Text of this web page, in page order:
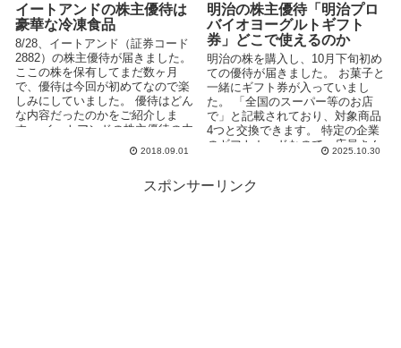
イートアンドの株主優待は
豪華な冷凍食品
8/28、イートアンド（証券コード
2882）の株主優待が届きました。
ここの株を保有してまだ数ヶ月
で、優待は今回が初めてなので楽
しみにしていました。 優待はどん
な内容だったのかをご紹介しま
す。 イートアンドの株主優待の内
2018.09.01
明治の株主優待「明治プロ
バイオヨーグルトギフト
券」どこで使えるのか
明治の株を購入し、10月下旬初め
ての優待が届きました。 お菓子と
一緒にギフト券が入っていまし
た。 「全国のスーパー等のお店
で」と記載されており、対象商品
4つと交換できます。 特定の企業
のギフトカードなので、店員さん
は見たことないのでは...
2025.10.30
スポンサーリンク